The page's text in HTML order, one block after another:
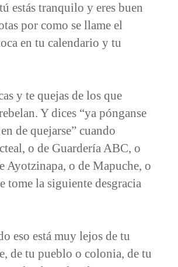
estás tranquilo y eres buen
por como se llame el
en tu calendario y tu
y te quejas de los que
Y dices “ya pónganse
de quejarse” cuando
o de Guardería ABC, o
Ayotzinapa, o de Mapuche, o
tome la siguiente desgracia
eso está muy lejos de tu
de tu pueblo o colonia, de tu